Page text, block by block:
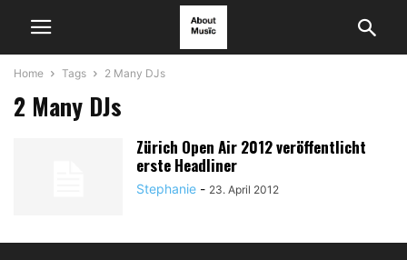
Home Tags 2 Many DJs
2 Many DJs
Zürich Open Air 2012 veröffentlicht
erste Headliner
Stephanie - 23. April 2012